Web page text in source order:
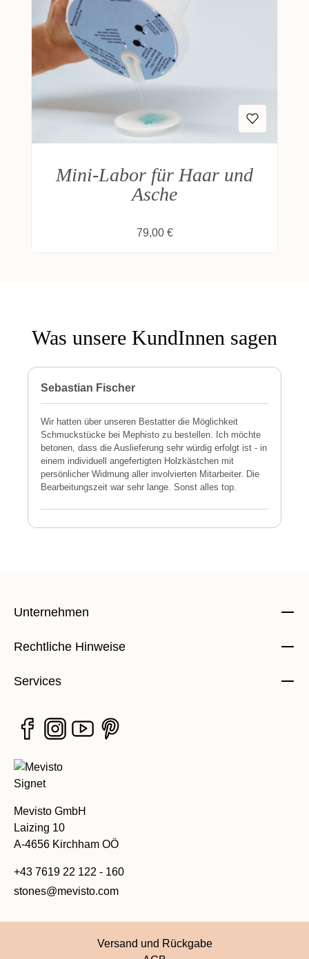
Mini-Labor für Haar und
Asche
Regulärer Preis:
79,00 €
Was unsere KundInnen sagen
Sebastian Fischer
Wir hatten über unseren Bestatter die Möglichkeit
Schmuckstücke bei Mephisto zu bestellen. Ich möchte
betonen, dass die Auslieferung sehr würdig erfolgt ist - in
einem individuell angefertigten Holzkästchen mit
persönlicher Widmung aller involvierten Mitarbeiter. Die
Bearbeitungszeit war sehr lange. Sonst alles top.
Unternehmen
Rechtliche Hinweise
Services
Mevisto GmbH
Laizing 10
A-4656 Kirchham OÖ
+43 7619 22 122 - 160
stones@mevisto.com
Versand und Rückgabe